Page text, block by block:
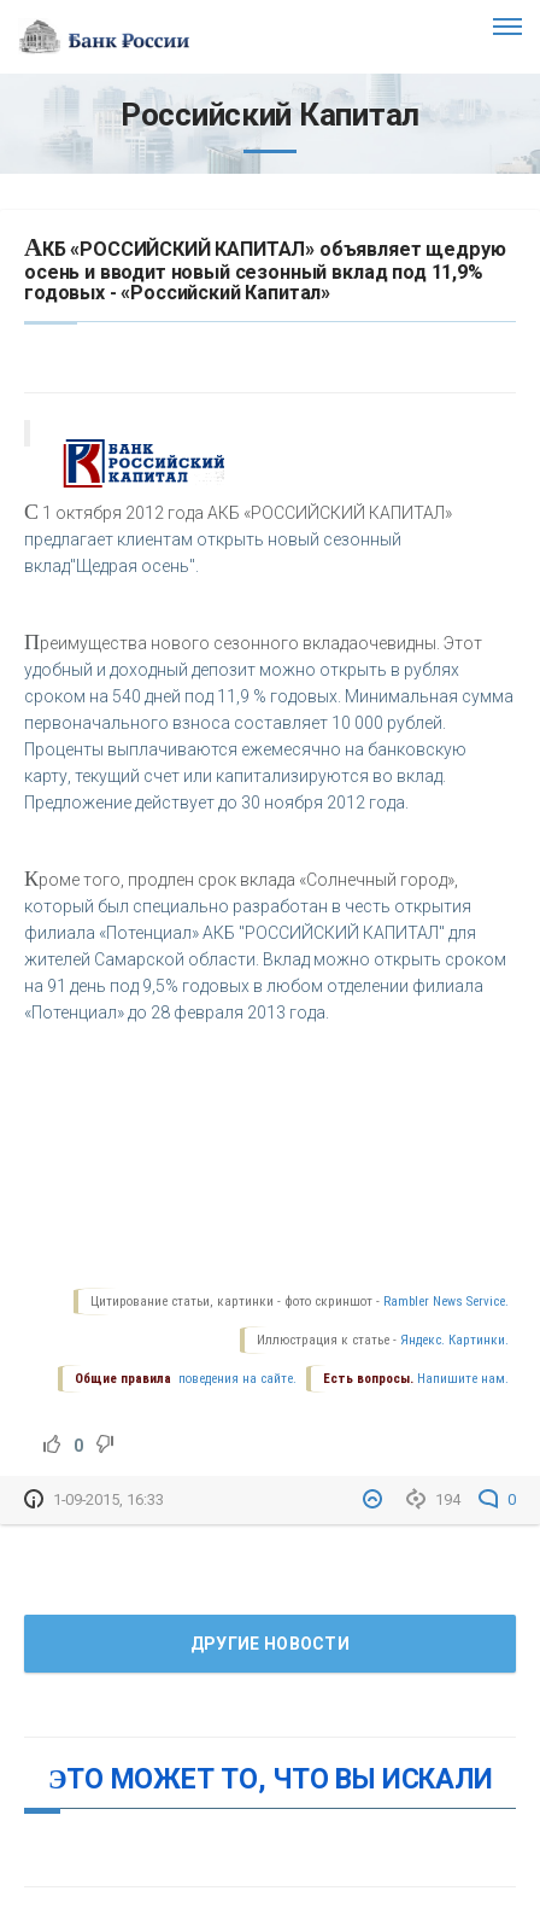
Российский Капитал
АКБ «РОССИЙСКИЙ КАПИТАЛ» объявляет щедрую
осень и вводит новый сезонный вклад под 11,9%
годовых - «Российский Капитал»
С 1 октября 2012 года АКБ «РОССИЙСКИЙ КАПИТАЛ»
предлагает клиентам открыть новый сезонный
вклад"Щедрая осень".
Преимущества нового сезонного вкладаочевидны. Этот
удобный и доходный депозит можно открыть в рублях
сроком на 540 дней под 11,9 % годовых. Минимальная сумма
первоначаль­но­го взноса составляет 10 000 рублей.
Проценты выплачиваются ежемесячно на банковскую
карту, текущий счет или капитализи­ру­ют­ся во вклад.
Предложение действует до 30 ноября 2012 года.
Кроме того, продлен срок вклада «Солнечный город»,
который был специально разработан в честь открытия
филиала «Потенциал» АКБ "РОССИЙСКИЙ КАПИТАЛ" для
жителей Самарской области. Вклад можно открыть сроком
на 91 день под 9,5% годовых в любом отделении филиала
«Потенциал» до 28 февраля 2013 года.
Цитирование статьи, картинки - фото скриншот - Rambler News Service.
Иллюстрация к статье - Яндекс. Картинки.
Есть вопросы. Напишите нам.
Общие правила поведения на сайте.
0
194 0
1-09-2015, 16:33
ДРУГИЕ НОВОСТИ
ЭТО МОЖЕТ ТО, ЧТО ВЫ ИСКАЛИ